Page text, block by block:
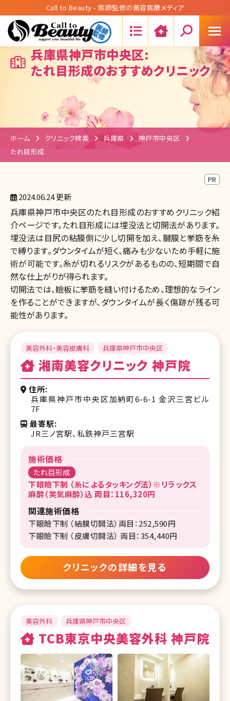
Call to Beauty - 医師監修の美容医療メディア
兵庫県神戸市中央区:
たれ目形成のおすすめクリニック
ホーム クリニック検索 兵庫県
神戸市中央区
たれ目形成
PR
2024.06.24 更新
兵庫県神戸市中央区のたれ目形成のおすすめクリニック紹
介ページです。たれ目形成には埋没法と切開法があります。
埋没法は目尻の粘膜側に少し切開を加え、腱膜と挙筋を糸
で縛ります。ダウンタイムが短く、痛みも少ないため手軽に施
術が可能です。糸が切れるリスクがあるものの、短期間で自
然な仕上がりが得られます。
切開法では、瞼板に挙筋を縫い付けるため、理想的なライン
を作ることができますが、ダウンタイムが長く傷跡が残る可
能性があります。
美容外科・美容皮膚科 兵庫県神戸市中央区
湘南美容クリニック 神戸院
住所
兵庫県神戸市中央区加納町6-6-1 金沢三宮ビル
7F
最寄駅
JR三ノ宮駅、私鉄神戸三宮駅
施術価格
たれ目形成
下眼瞼下制 （糸によるタッキング法）※リラックス
麻酔（笑気麻酔）込 両目：116,320円
関連施術価格
下眼瞼下制 （結膜切開法）両目：252,590円
下眼瞼下制 （皮膚切開法） 両目：354,440円
クリニックの詳細を見る
美容外科 兵庫県神戸市中央区
TCB東京中央美容外科 神戸院